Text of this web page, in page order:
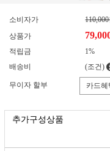
소비자가
상품가
적립금
1%
배송비
(조건)
무이자 할부 카드혜
추가구성상품